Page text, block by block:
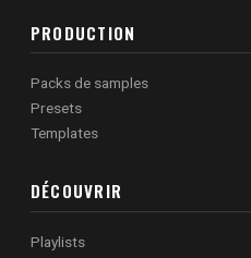
PRODUCTION
Packs de samples
Presets
Templates
DÉCOUVRIR
Playlists